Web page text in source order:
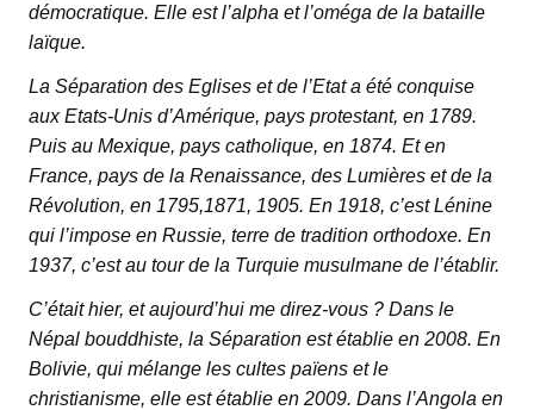
démocratique. Elle est l’alpha et l’oméga de la bataille
laïque.
La Séparation des Eglises et de l’Etat a été conquise
aux Etats-Unis d’Amérique, pays protestant, en 1789.
Puis au Mexique, pays catholique, en 1874. Et en
France, pays de la Renaissance, des Lumières et de la
Révolution, en 1795,1871, 1905. En 1918, c’est Lénine
qui l’impose en Russie, terre de tradition orthodoxe. En
1937, c’est au tour de la Turquie musulmane de l’établir.
C’était hier, et aujourd’hui me direz-vous ? Dans le
Népal bouddhiste, la Séparation est établie en 2008. En
Bolivie, qui mélange les cultes païens et le
christianisme, elle est établie en 2009. Dans l’Angola en